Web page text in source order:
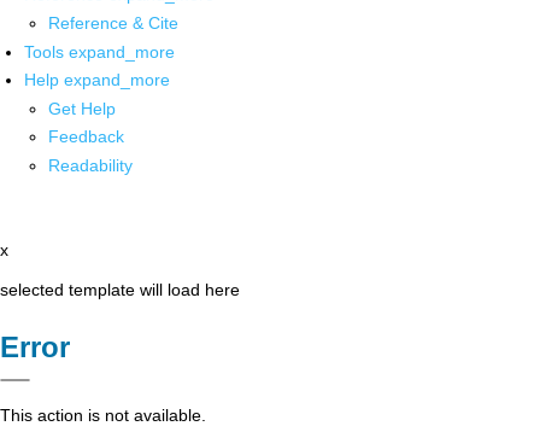
Reference & Cite
Tools expand_more
Help expand_more
Get Help
Feedback
Readability
x
selected template will load here
Error
This action is not available.